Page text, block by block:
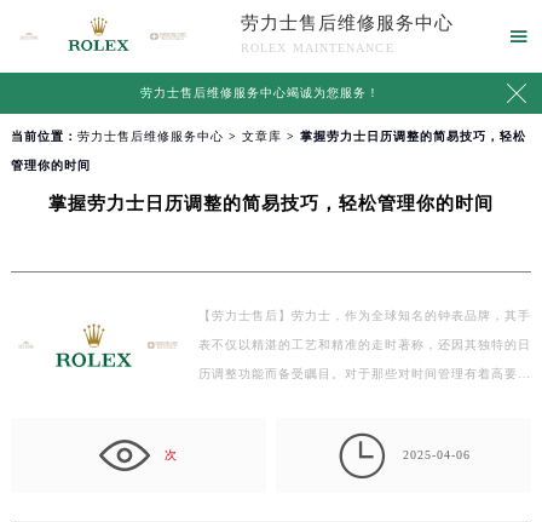
劳力士售后维修服务中心
ROLEX MAINTENANCE

劳力士售后维修服务中心竭诚为您服务！ 
当前位置： 劳力士售后维修服务中心 > 文章库 > 掌握劳力士日历调整的简易技巧，轻松
管理你的时间
掌握劳力士日历调整的简易技巧，轻松管理你的时间
【劳力士售后】劳力士，作为全球知名的钟表品牌，其手
表不仅以精湛的工艺和精准的走时著称，还因其独特的日
历调整功能而备受瞩目。对于那些对时间管理有着高要…
次  2025-04-06